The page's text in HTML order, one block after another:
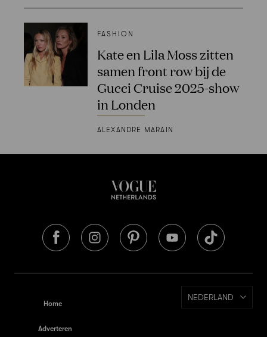
FASHION
Kate en Lila Moss zitten
samen front row bij de
Gucci Cruise 2025-show
in Londen
ALEXANDRE MARAIN
Home
Adverteren
NEDERLAND